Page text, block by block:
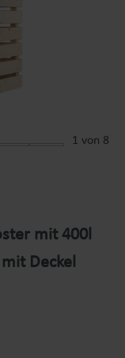
1 von 8
mit 400l
Deckel